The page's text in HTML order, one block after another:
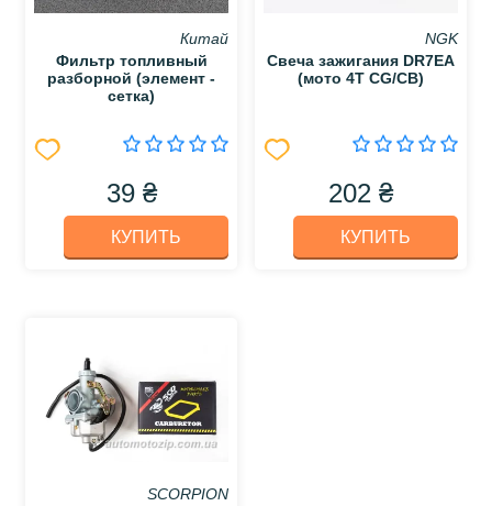
Китай
Фильтр топливный
разборной (элемент -
сетка)
39 ₴
КУПИТЬ
NGK
Свеча зажигания DR7EA
(мото 4T CG/CB)
202 ₴
КУПИТЬ
SCORPION